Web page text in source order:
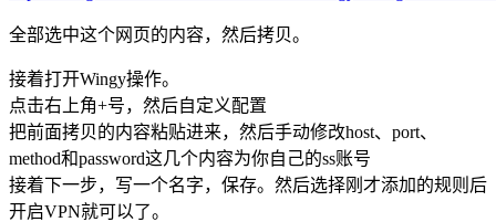
全部选中这个网页的内容，然后拷贝。
接着打开Wingy操作。
点击右上角+号，然后自定义配置
把前面拷贝的内容粘贴进来，然后手动修改host、port、
method和password这几个内容为你自己的ss账号
接着下一步，写一个名字，保存。然后选择刚才添加的规则后
开启VPN就可以了。